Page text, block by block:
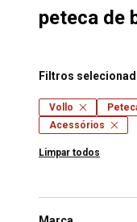
peteca de
Filtros
Vollo
Acessórios
Limpar todos